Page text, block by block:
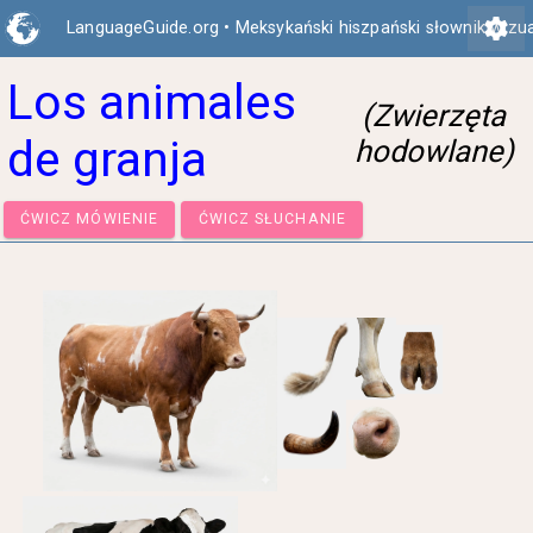
LanguageGuide.org • Meksykański hiszpański słowniksettings
Los animales
de granja
(Zwierzęta
hodowlane)